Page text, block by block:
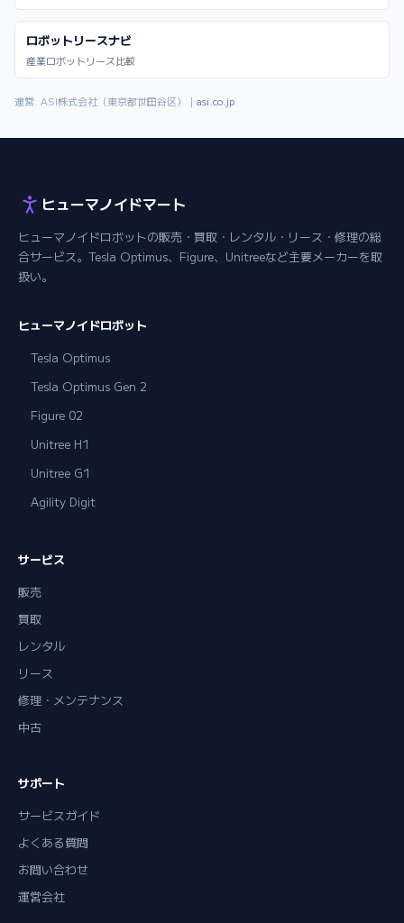
ロボットリースナビ
産業ロボットリース比較
運営: ASI株式会社（東京都世田谷区）｜ asi.co.jp
ヒューマノイドマート
ヒューマノイドロボットの販売・買取・レンタル・リース・修理の総
合サービス。Tesla Optimus、Figure、Unitreeなど主要メーカーを取
扱い。
ヒューマノイドロボット
Tesla Optimus
Tesla Optimus Gen 2
Figure 02
Unitree H1
Unitree G1
Agility Digit
サービス
販売
買取
レンタル
リース
修理・メンテナンス
中古
サポート
サービスガイド
よくある質問
お問い合わせ
運営会社